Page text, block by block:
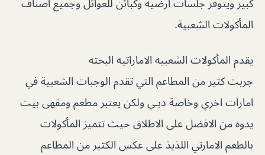
كبير ويتوفر جلسات ارضيه وكبائن للعوائل وجميع اصناف
المأكولات الشعبية.
يقدم المأكولات الشعبيه الاماراتيه البحته
جربت كثير من المطاعم التي تقدم الوجبات الشعبية في
امارات اخري وخاصة دبـي ولكن يعتبر مطعم ومقهى بيت
يدوه من الافضل على الاطلاق حيث تتميز المأكولات
بالطعم الامارتي اللذيذ على عكس الكثير من المطاعم